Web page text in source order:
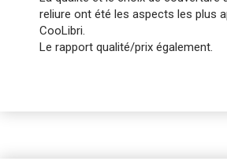
reliure ont été les aspects les plus
CooLibri.
Le rapport qualité/prix également.